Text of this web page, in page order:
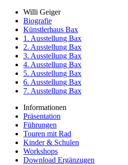
Willi Geiger
Biografie
Künstlerhaus Bax
1. Ausstellung Bax
2. Ausstellung Bax
3. Ausstellung Bax
4. Ausstellung Bax
5. Ausstellung Bax
6. Ausstellung Bax
7. Ausstellung Bax
Informationen
Präsentation
Führungen
Touren mit Rad
Kinder & Schulen
Workshops
Download Ergänzugen